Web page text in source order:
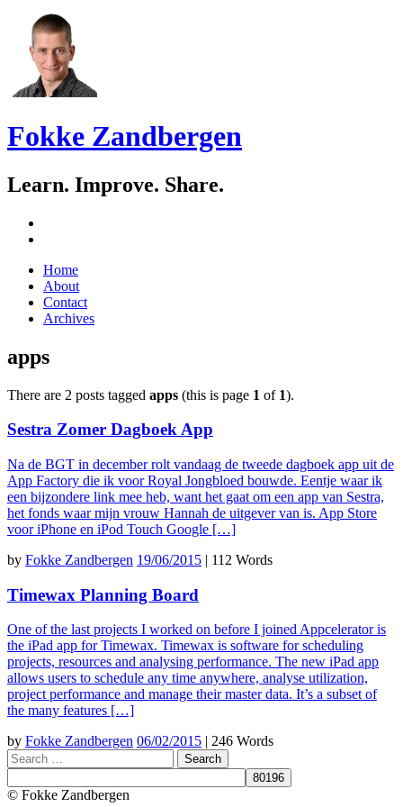
Fokke Zandbergen
Learn. Improve. Share.
Skip
content
Home
About
Contact
Archives
apps
There are 2 posts tagged apps (this is page 1 of 1).
Sestra Zomer Dagboek App
Na de BGT in december rolt vandaag de tweede dagboek app uit de
App Factory die ik voor Royal Jongbloed bouwde. Eentje waar ik
een bijzondere link mee heb, want het gaat om een app van Sestra,
het fonds waar mijn vrouw Hannah de uitgever van is. App Store
voor iPhone en iPod Touch Google […]
by Fokke Zandbergen 19/06/2015 | 112 Words
Timewax Planning Board
One of the last projects I worked on before I joined Appcelerator is
the iPad app for Timewax. Timewax is software for scheduling
projects, resources and analysing performance. The new iPad app
allows users to schedule any time anywhere, analyse utilization,
project performance and manage their master data. It’s a subset of
the many features […]
by Fokke Zandbergen 06/02/2015
246 Words
Search
© Fokke Zandbergen